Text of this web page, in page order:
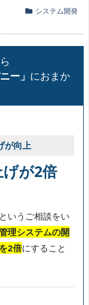
システム開発
ー」 におまか
が向上
が2倍
いうご相談をい
理システムの開
2倍にすること